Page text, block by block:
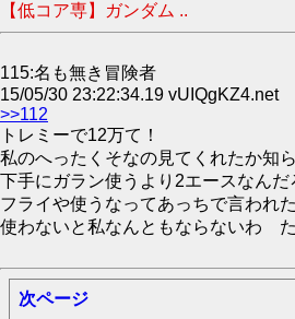
【低コア専】ガンダム ..
115:名も無き冒険者
15/05/30 23:22:34.19 vUIQgKZ4.net
>>112
トレミーで12万て！
私のへったくそなの見てくれたか知
下手にガラン使うより2エースなんだ
フライや使うなってあっちで言われ
使わないと私なんともならないわ
次ページ